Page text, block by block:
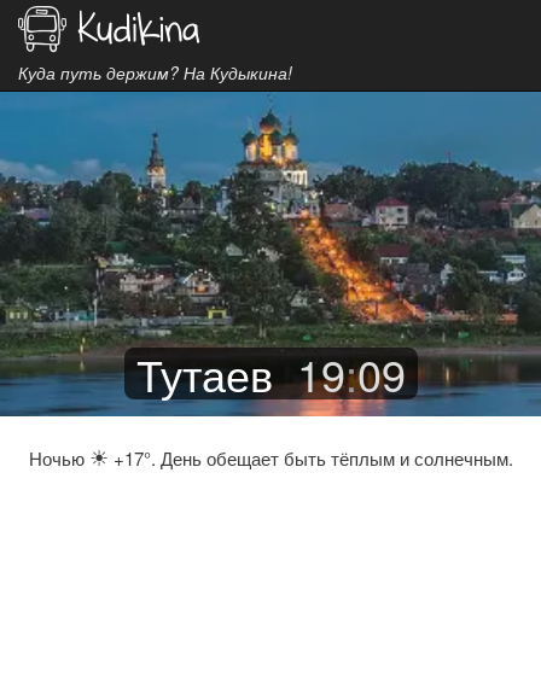
Куда путь держим? На Кудыкина!
Тутаев 19:09
Ночью ☀ +17°. День обещает быть тёплым и солнечным.